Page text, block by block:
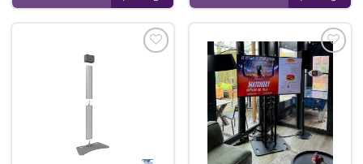
Toevoegen
aan
verlanglijst